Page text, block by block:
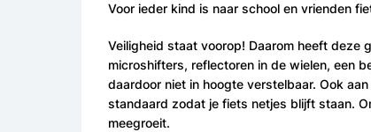
Voor ieder kind is naar school en vrienden
Veiligheid staat voorop! Daarom heeft deze
microshifters, reflectoren in de wielen, een
daardoor niet in hoogte verstelbaar. Ook
standaard zodat je fiets netjes blijft staan.
meegroeit.